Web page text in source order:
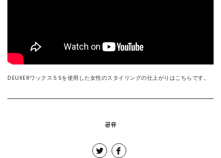
DEUXERワックス５Sを使用した女性のスタイリングの仕上がりはこちらです。
공유